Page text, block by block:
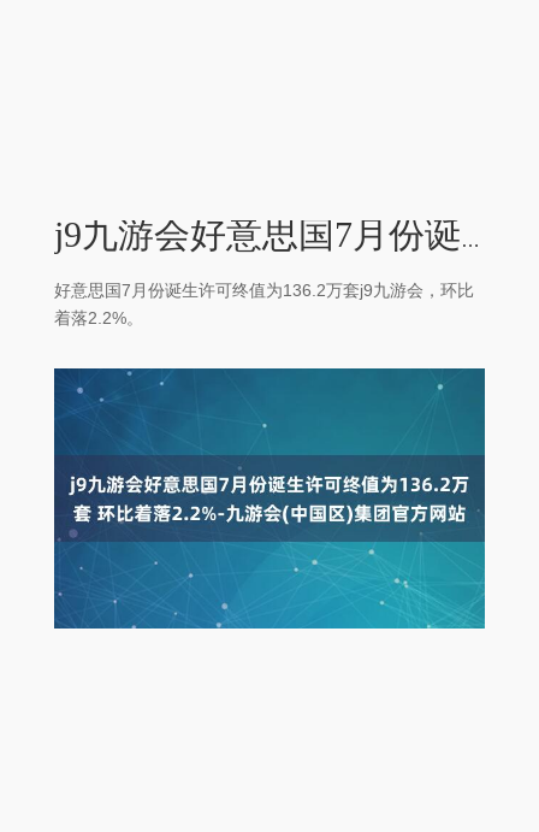
j9九游会好意思国7月份诞生许可终值为136.2万套 环比着落2.2%-九游会(中国区)集团官方网站
好意思国7月份诞生许可终值为136.2万套j9九游会，环比
着落2.2%。